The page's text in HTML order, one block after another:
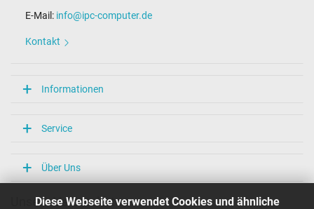
Diese Webseite verwendet Cookies und ähnliche
E-Mail: info@ipc-computer.de
Kontakt
Informationen
Service
Über Uns
Unsere Versandarten